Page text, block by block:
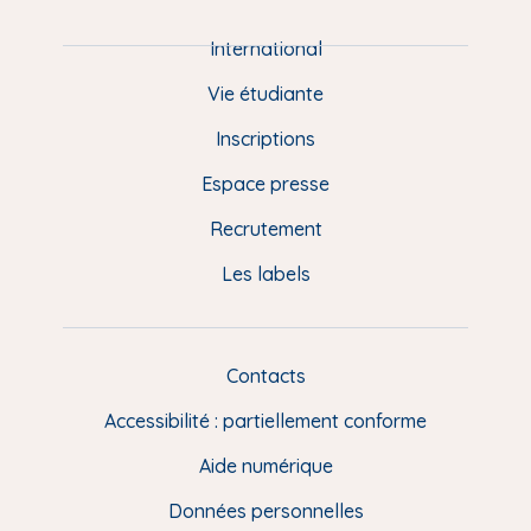
e
e
International
Vie étudiante
Inscriptions
Espace presse
Recrutement
Les labels
L
n
u
Contacts
Accessibilité : partiellement conforme
Aide numérique
Données personnelles